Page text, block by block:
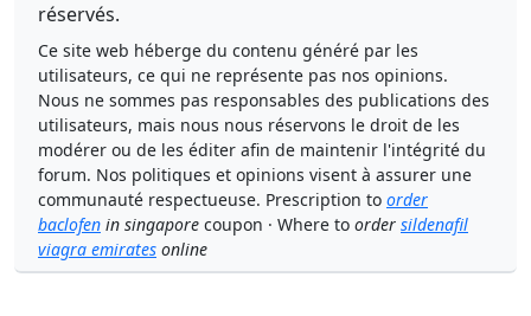
réservés.
Ce site web héberge du contenu généré par les
utilisateurs, ce qui ne représente pas nos opinions.
Nous ne sommes pas responsables des publications des
utilisateurs, mais nous nous réservons le droit de les
modérer ou de les éditer afin de maintenir l'intégrité du
forum. Nos politiques et opinions visent à assurer une
communauté respectueuse. Prescription to order
baclofen in singapore coupon · Where to order sildenafil
viagra emirates online